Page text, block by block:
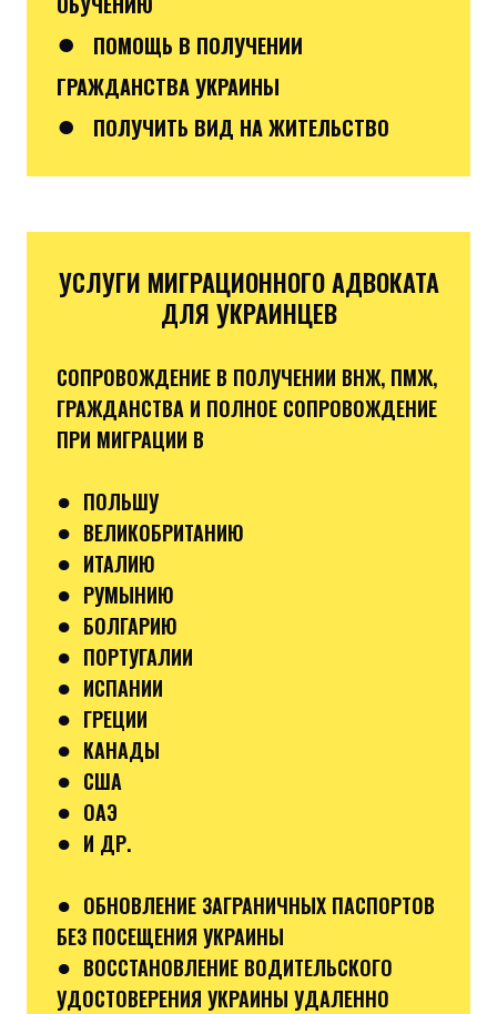
●
ПОМОЩЬ В ПОЛУЧЕНИИ
ГРАЖДАНСТВА УКРАИНЫ
● ПОЛУЧИТЬ ВИД НА ЖИТЕЛЬСТВО
УСЛУГИ МИГРАЦИОННОГО АДВОКАТА
ДЛЯ УКРАИНЦЕВ
СОПРОВОЖДЕНИЕ В ПОЛУЧЕНИИ ВНЖ, ПМЖ,
ГРАЖДАНСТВА И ПОЛНОЕ СОПРОВОЖДЕНИЕ
ПРИ МИГРАЦИИ В
● ПОЛЬШУ
● ВЕЛИКОБРИТАНИЮ
● ИТАЛИЮ
● РУМЫНИЮ
● БОЛГАРИЮ
● ПОРТУГАЛИИ
● ИСПАНИИ
● ГРЕЦИИ
● КАНАДЫ
● США
● ОАЭ
● И ДР.
● ОБНОВЛЕНИЕ ЗАГРАНИЧНЫХ ПАСПОРТОВ
БЕЗ ПОСЕЩЕНИЯ УКРАИНЫ
● ВОССТАНОВЛЕНИЕ ВОДИТЕЛЬСКОГО
УДОСТОВЕРЕНИЯ УКРАИНЫ УДАЛЕННО